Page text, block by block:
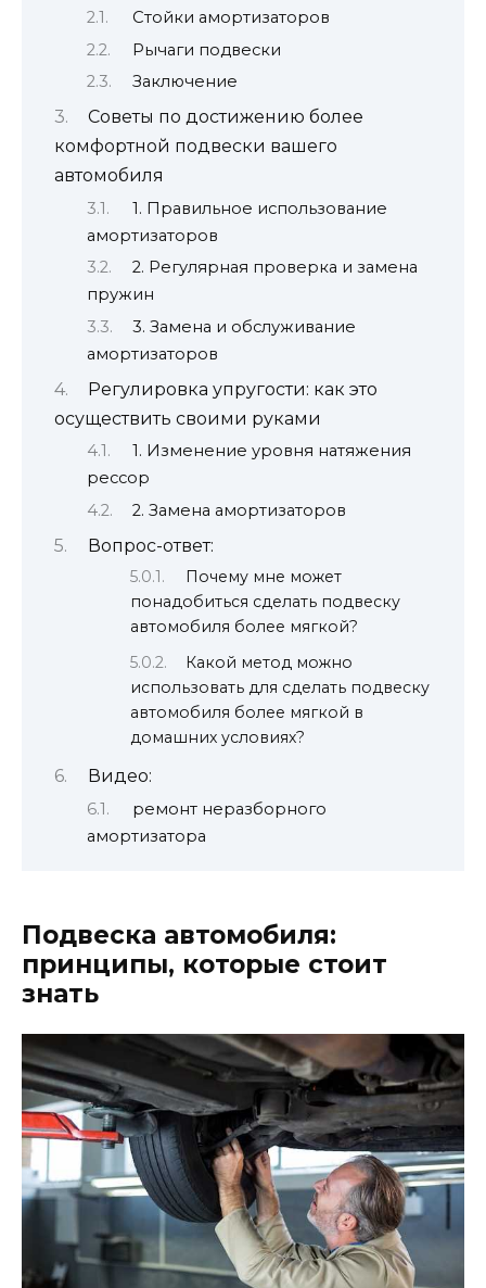
Стойки амортизаторов
Рычаги подвески
Заключение
Советы по достижению более
комфортной подвески вашего
автомобиля
1. Правильное использование
амортизаторов
2. Регулярная проверка и замена
пружин
3. Замена и обслуживание
амортизаторов
Регулировка упругости: как это
осуществить своими руками
1. Изменение уровня натяжения
рессор
2. Замена амортизаторов
Вопрос-ответ:
Почему мне может
понадобиться сделать подвеску
автомобиля более мягкой?
Какой метод можно
использовать для сделать подвеску
автомобиля более мягкой в
домашних условиях?
Видео:
ремонт неразборного
амортизатора
Подвеска автомобиля:
принципы, которые стоит
знать